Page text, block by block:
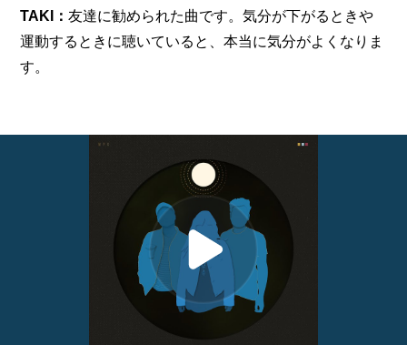
TAKI：友達に勧められた曲です。気分が下がるときや
運動するときに聴いていると、本当に気分がよくなりま
す。